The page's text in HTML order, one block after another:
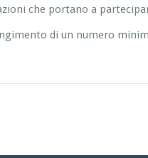
che portano a
di un numero